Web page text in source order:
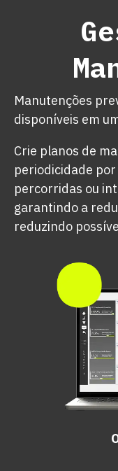
Manutenções
disponíveis em
Crie planos de
periodicidade
percorridas ou
garantindo a
reduzindo